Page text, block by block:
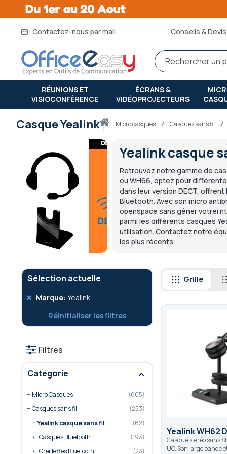
Contactez-nous par mail Conseils &
RÉUNIONS ET
VISIOCONFÉRENCE
ÉCRANS &
VIDÉOPROJECTEURS
Accueilmicro casques Casques sans fil
Casque Yealink
Yealink casque
Retrouvez notre gamme de
ou WH66, optez pour
dans leur version DECT,
Bluetooth. Avec son micro
openspace sans gêner votrei
parmi les différents casques
utilisation. Contactez notre
les plus récents.
Grille
Yealink WH62
Casque stéréo sans
UC. Son large bande
Sélection actuelle
Marque Yealink
Retirer
élément
Réinitialiser les filtres
Filtres
Catégorie
Micro Casques
605
Casques sans fil
253
Yealink casque sans fil
62
Casques Bluetooth
193
Oreillettes Bluetooth
23